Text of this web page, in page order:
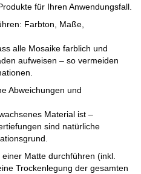
für Ihren Anwendungsfall.
Farbton, Maße,
alle Mosaike farblich und
aufweisen – so vermeiden
Abweichungen und
Material ist –
sind natürliche
Matte durchführen (inkl.
Trockenlegung der gesamten